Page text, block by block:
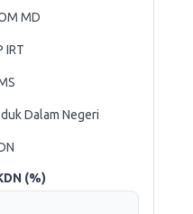
MD
IRT
Dalam Negeri
(%)